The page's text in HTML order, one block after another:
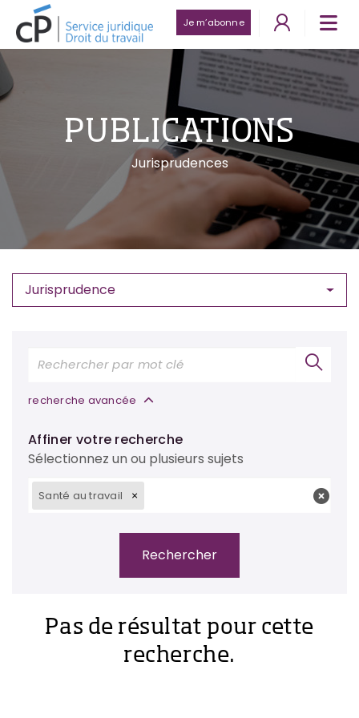
Je m’abonne
PUBLICATIONS
Jurisprudences
Jurisprudence
recherche avancée
Affiner votre recherche
Sélectionnez un ou plusieurs sujets
Santé au travail
Pas de résultat pour cette
recherche.